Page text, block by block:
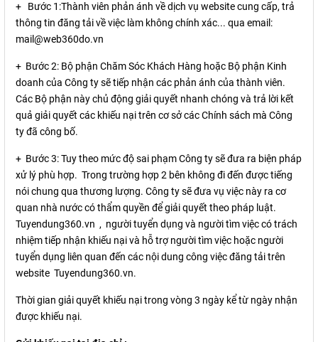
+ Bước 1:Thành viên phản ánh về dịch vụ website cung cấp, trả
thông tin đăng tải về việc làm không chính xác... qua email:
mail@web360do.vn
+ Bước 2: Bộ phận Chăm Sóc Khách Hàng hoặc Bộ phận Kinh
doanh của Công ty sẽ tiếp nhận các phản ánh của thành viên.
Các Bộ phận này chủ động giải quyết nhanh chóng và trả lời kết
quả giải quyết các khiếu nại trên cơ sở các Chính sách mà Công
ty đã công bố.
+ Bước 3: Tuy theo mức độ sai phạm Công ty sẽ đưa ra biện pháp
xử lý phù hợp. Trong trường hợp 2 bên không đi đến được tiếng
nói chung qua thương lượng. Công ty sẽ đưa vụ việc này ra cơ
quan nhà nước có thẩm quyền để giải quyết theo pháp luật.
Tuyendung360.vn , người tuyển dụng và người tìm việc có trách
nhiệm tiếp nhận khiếu nại và hỗ trợ người tìm việc hoặc người
tuyển dụng liên quan đến các nội dung công việc đăng tải trên
website Tuyendung360.vn.
Thời gian giải quyết khiếu nại trong vòng 3 ngày kể từ ngày nhận
được khiếu nại.